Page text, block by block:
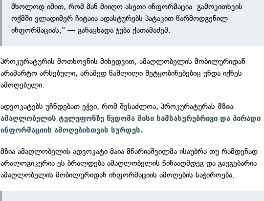
მხოლოდ იმით, რომ მან მიიღო ასეთი ინფორმაცია. გამოკითხვის
ოქმში ვლადიმერ ჩიტაია ადასტურებს პატაკით წარმოდგენილ
ინფორმაციას," — განაცხადა ჯუბა ქათამაძემ.
პროკურატურის მოთხოვნის მიხედვით, ამაღლობელის მობილურიდან
არამარტო არსებული, არამედ წაშლილი შეტყობინებებიც უნდა იქნეს
ამოღებული.
ადვოკატებს უჩნდებათ ეჭვი, რომ შესაძლოა, პროკურატურასმზია
ამაღლობელის ტელეფონზე წვდომა მისი სამსახურებრივი და პირადი
ინფორმაციის ამოღებისთვის სურდეს.
მზია ამაღლობელის ადვოკატი მაია მწარიაშვილმა ისაუბრა თუ რამდენად
არალოგიკურია ეს ბრალდება ამაღლობელის წინააღმდეგ და გაუგებარია
ამაღლობელის მობილურიდან ინფორმაციის ამოღების საჭიროება.